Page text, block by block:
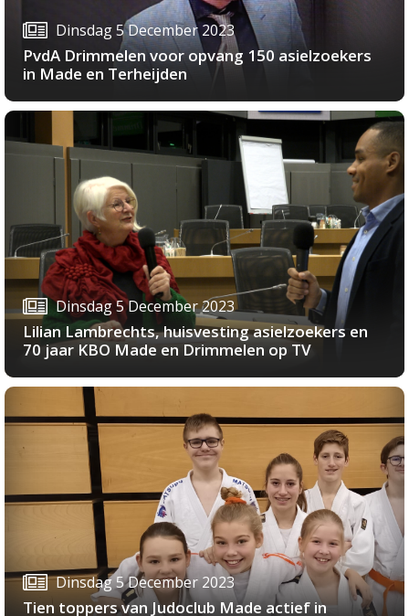
Dinsdag 5 December 2023
PvdA Drimmelen voor opvang 150 asielzoekers
in Made en Terheijden
Dinsdag 5 December 2023
Lilian Lambrechts, huisvesting asielzoekers en
70 jaar KBO Made en Drimmelen op TV
Dinsdag 5 December 2023
Tien toppers van Judoclub Made actief in